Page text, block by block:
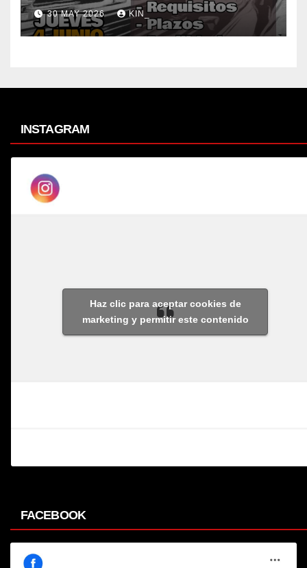
30 MAY 2026 KIN_
INSTAGRAM
Haz clic para aceptar cookies de
marketing y permitir este contenido
FACEBOOK